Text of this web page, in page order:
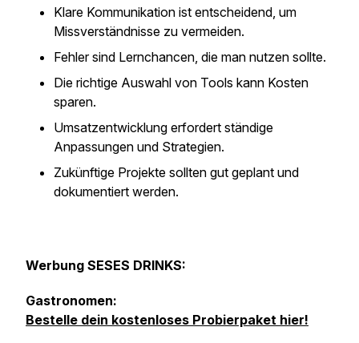
Klare Kommunikation ist entscheidend, um
Missverständnisse zu vermeiden.
Fehler sind Lernchancen, die man nutzen sollte.
Die richtige Auswahl von Tools kann Kosten
sparen.
Umsatzentwicklung erfordert ständige
Anpassungen und Strategien.
Zukünftige Projekte sollten gut geplant und
dokumentiert werden.
Werbung SESES DRINKS:
Gastronomen:
Bestelle dein kostenloses Probierpaket hier!